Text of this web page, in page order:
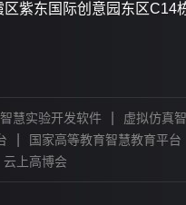
区紫东国际创意园东区C14
慧实验开发软件 虚拟仿真
国家高等教育智慧教育平台
云上高博会